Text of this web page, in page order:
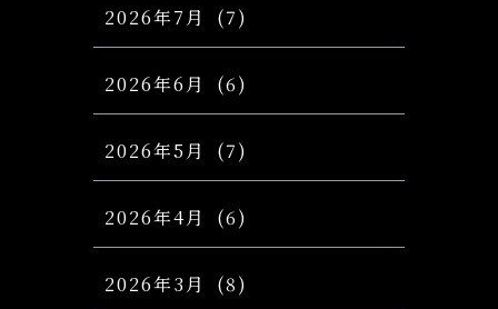
2026年7月 (7)
2026年6月 (6)
2026年5月 (7)
2026年4月 (6)
2026年3月 (8)